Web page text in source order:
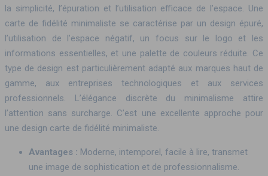
la simplicité, l’épuration et l’utilisation efficace de l’espace. Une
carte de fidélité minimaliste se caractérise par un design épuré,
l’utilisation de l’espace négatif, un focus sur le logo et les
informations essentielles, et une palette de couleurs réduite. Ce
type de design est particulièrement adapté aux marques haut de
gamme, aux entreprises technologiques et aux services
professionnels. L’élégance discrète du minimalisme attire
l’attention sans surcharge. C’est une excellente approche pour
une design carte de fidélité minimaliste.
Avantages : Moderne, intemporel, facile à lire, transmet
une image de sophistication et de professionnalisme.